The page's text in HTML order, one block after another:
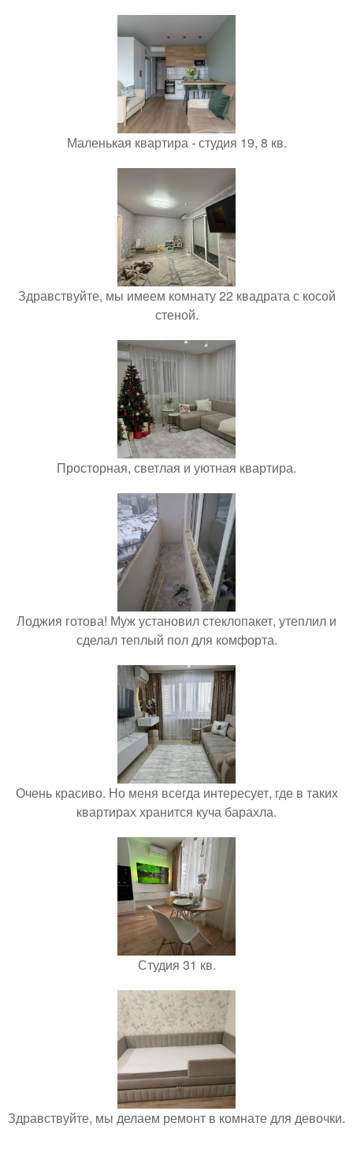
Маленькая квартира - студия 19, 8 кв.
Здравствуйте, мы имеем комнату 22 квадрата с косой
стеной.
Просторная, светлая и уютная квартира.
Лоджия готова! Муж установил стеклопакет, утеплил и
сделал теплый пол для комфорта.
Очень красиво. Но меня всегда интересует, где в таких
квартирах хранится куча барахла.
Студия 31 кв.
Здравствуйте, мы делаем ремонт в комнате для девочки.